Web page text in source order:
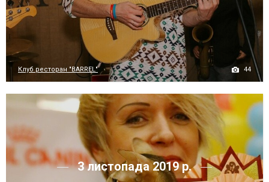
Клуб ресторан "BARREL" 44
3 листопада 2019 р.